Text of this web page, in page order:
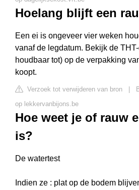
Hoelang blijft een
Een ei is ongeveer vier weken
vanaf de legdatum. Bekijk de
houdbaar tot) op de verpakking
koopt.
Verzoek tot verwijderen van bron
op lekkervanbijons.be
Hoe weet je of rauw
is?
De watertest
Indien ze : plat op de bodem